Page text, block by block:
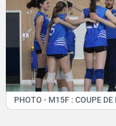
PHOTO - M15F : COUPE DE